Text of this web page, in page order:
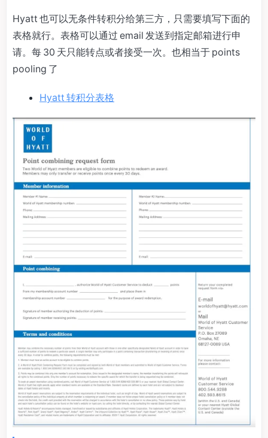
Hyatt 也可以无条件转积分给第三方，只需要填写下面的
表格就行。表格可以通过 email 发送到指定邮箱进行申
请。每 30 天只能转点或者接受一次。也相当于 points
pooling 了
Hyatt 转积分表格